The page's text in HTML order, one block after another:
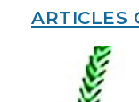
ARTICLES